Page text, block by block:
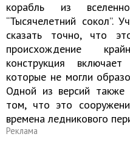
корабль из
“Тысячелетний сокол”.
сказать точно, что
происхождение
конструкция
которые не могли
Одной из версий также
том, что это
времена ледникового
Реклама